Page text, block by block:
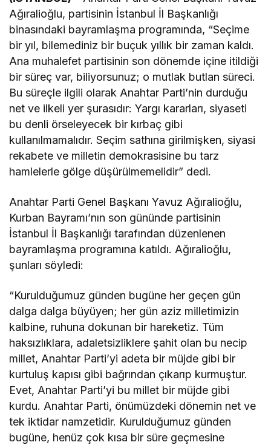
Ağıralioğlu, partisinin İstanbul İl Başkanlığı
binasındaki bayramlaşma programında, “Seçime
bir yıl, bilemediniz bir buçuk yıllık bir zaman kaldı.
Ana muhalefet partisinin son dönemde içine itildiği
bir süreç var, biliyorsunuz; o mutlak butlan süreci.
Bu süreçle ilgili olarak Anahtar Parti’nin durduğu
net ve ilkeli yer şurasıdır: Yargı kararları, siyaseti
bu denli örseleyecek bir kırbaç gibi
kullanılmamalıdır. Seçim sathına girilmişken, siyasi
rekabete ve milletin demokrasisine bu tarz
hamlelerle gölge düşürülmemelidir” dedi.
Anahtar Parti Genel Başkanı Yavuz Ağıralioğlu,
Kurban Bayramı’nın son gününde partisinin
İstanbul İl Başkanlığı tarafından düzenlenen
bayramlaşma programına katıldı. Ağıralioğlu,
şunları söyledi:
“Kurulduğumuz günden bugüne her geçen gün
dalga dalga büyüyen; her gün aziz milletimizin
kalbine, ruhuna dokunan bir hareketiz. Tüm
haksızlıklara, adaletsizliklere şahit olan bu necip
millet, Anahtar Parti’yi adeta bir müjde gibi bir
kurtuluş kapısı gibi bağrından çıkarıp kurmuştur.
Evet, Anahtar Parti’yi bu millet bir müjde gibi
kurdu. Anahtar Parti, önümüzdeki dönemin net ve
tek iktidar namzetidir. Kurulduğumuz günden
bugüne, henüz çok kısa bir süre geçmesine